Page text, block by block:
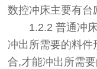
数控冲床主要有台
1.2.2 普通冲床
冲出所需要的料件
合,才能冲出所需